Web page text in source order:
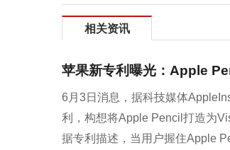
相关资讯
苹果新专利曝光：Apple
6月3日消息，据科技媒体
利，构想将Apple Pencil打造为
据专利描述，当用户握住Apple